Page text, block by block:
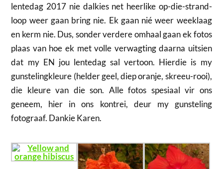
lentedag 2017 nie dalkies net heerlike op-die-strand-
loop weer gaan bring nie. Ek gaan nié weer weeklaag
en kerm nie. Dus, sonder verdere omhaal gaan ek fotos
plaas van hoe ek met volle verwagting daarna uitsien
dat my EN jou lentedag sal vertoon. Hierdie is my
gunstelingkleure (helder geel, diep oranje, skreeu-rooi),
die kleure van die son. Alle fotos spesiaal vir ons
geneem, hier in ons kontrei, deur my gunsteling
fotograaf. Dankie Karen.